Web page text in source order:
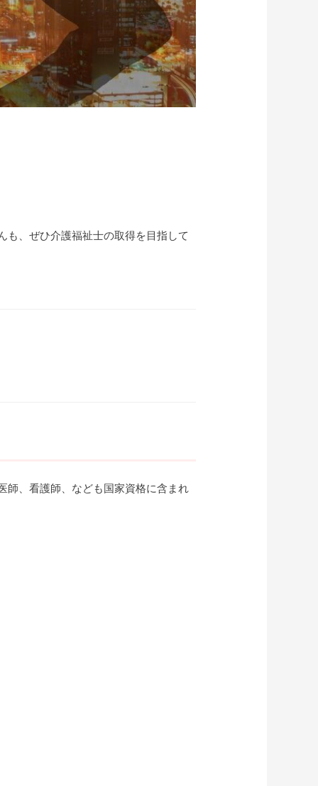
も、ぜひ介護福祉士の取得を目指して
師、看護師、なども国家資格に含まれ